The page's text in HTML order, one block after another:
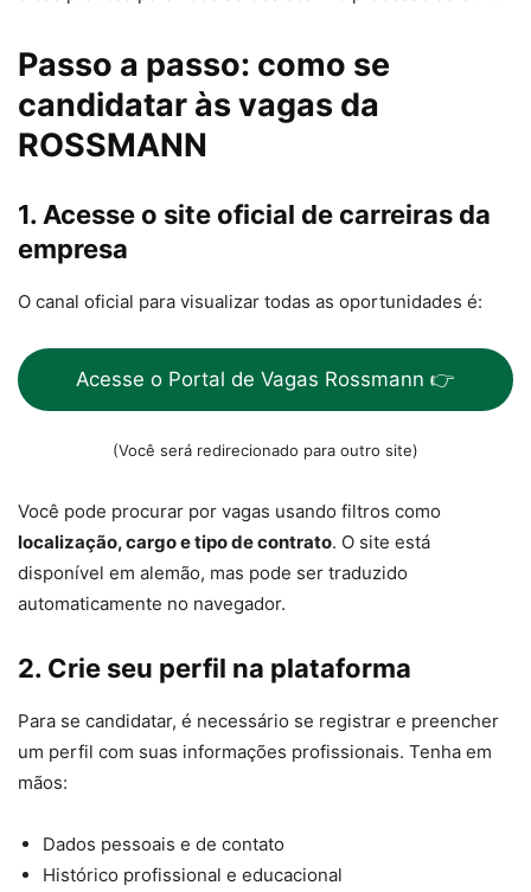
Passo a passo: como se
candidatar às vagas da
ROSSMANN
1. Acesse o site oficial de carreiras da
empresa
O canal oficial para visualizar todas as oportunidades é:
Acesse o Portal de Vagas Rossmann 👉
(Você será redirecionado para outro site)
Você pode procurar por vagas usando filtros como
localização, cargo e tipo de contrato. O site está
disponível em alemão, mas pode ser traduzido
automaticamente no navegador.
2. Crie seu perfil na plataforma
Para se candidatar, é necessário se registrar e preencher
um perfil com suas informações profissionais. Tenha em
mãos:
Dados pessoais e de contato
Histórico profissional e educacional